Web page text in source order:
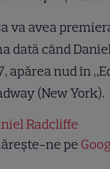
va avea
dată când
apărea nud în
(New York).
Radcliffe
ne pe